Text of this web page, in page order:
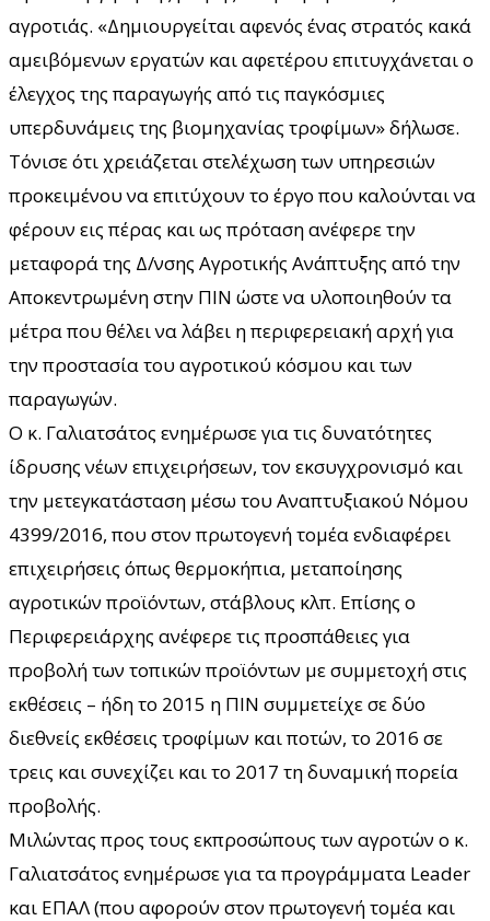
αγροτιάς. «Δημιουργείται αφενός ένας στρατός κακά
αμειβόμενων εργατών και αφετέρου επιτυγχάνεται ο
έλεγχος της παραγωγής από τις παγκόσμιες
υπερδυνάμεις της βιομηχανίας τροφίμων» δήλωσε.
Τόνισε ότι χρειάζεται στελέχωση των υπηρεσιών
προκειμένου να επιτύχουν το έργο που καλούνται να
φέρουν εις πέρας και ως πρόταση ανέφερε την
μεταφορά της Δ/νσης Αγροτικής Ανάπτυξης από την
Αποκεντρωμένη στην ΠΙΝ ώστε να υλοποιηθούν τα
μέτρα που θέλει να λάβει η περιφερειακή αρχή για
την προστασία του αγροτικού κόσμου και των
παραγωγών.
Ο κ. Γαλιατσάτος ενημέρωσε για τις δυνατότητες
ίδρυσης νέων επιχειρήσεων, τον εκσυγχρονισμό και
την μετεγκατάσταση μέσω του Αναπτυξιακού Νόμου
4399/2016, που στον πρωτογενή τομέα ενδιαφέρει
επιχειρήσεις όπως θερμοκήπια, μεταποίησης
αγροτικών προϊόντων, στάβλους κλπ. Επίσης ο
Περιφερειάρχης ανέφερε τις προσπάθειες για
προβολή των τοπικών προϊόντων με συμμετοχή στις
εκθέσεις – ήδη το 2015 η ΠΙΝ συμμετείχε σε δύο
διεθνείς εκθέσεις τροφίμων και ποτών, το 2016 σε
τρεις και συνεχίζει και το 2017 τη δυναμική πορεία
προβολής.
Μιλώντας προς τους εκπροσώπους των αγροτών ο κ.
Γαλιατσάτος ενημέρωσε για τα προγράμματα Leader
και ΕΠΑΛ (που αφορούν στον πρωτογενή τομέα και